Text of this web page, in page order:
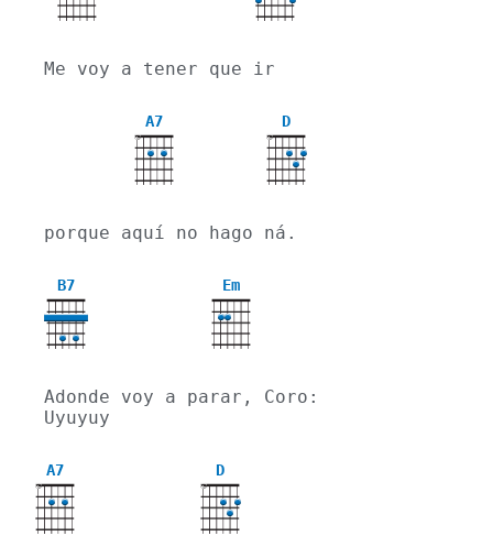
Me voy a tener que ir
A7
X
D
X
porque aquí no hago ná.
B7 Em
Adonde voy a parar, Coro:
Uyuyuy
A7
X
D
X